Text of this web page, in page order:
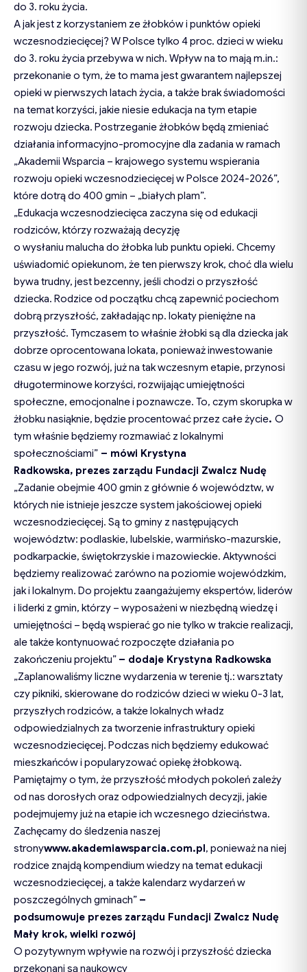
do 3. roku życia.
A jak jest z korzystaniem ze żłobków i punktów opieki
wczesnodziecięcej? W Polsce tylko 4 proc. dzieci w wieku
do 3. roku życia przebywa w nich. Wpływ na to mają m.in.:
przekonanie o tym, że to mama jest gwarantem najlepszej
opieki w pierwszych latach życia, a także brak świadomości
na temat korzyści, jakie niesie edukacja na tym etapie
rozwoju dziecka. Postrzeganie żłobków będą zmieniać
działania informacyjno-promocyjne dla zadania w ramach
„Akademii Wsparcia – krajowego systemu wspierania
rozwoju opieki wczesnodziecięcej w Polsce 2024-2026”,
które dotrą do 400 gmin – „białych plam”.
„Edukacja wczesnodziecięca zaczyna się od edukacji
rodziców, którzy rozważają decyzję
o wysłaniu malucha do żłobka lub punktu opieki. Chcemy
uświadomić opiekunom, że ten pierwszy krok, choć dla wielu
bywa trudny, jest bezcenny, jeśli chodzi o przyszłość
dziecka. Rodzice od początku chcą zapewnić pociechom
dobrą przyszłość, zakładając np. lokaty pieniężne na
przyszłość. Tymczasem to właśnie żłobki są dla dziecka jak
dobrze oprocentowana lokata, ponieważ inwestowanie
czasu w jego rozwój, już na tak wczesnym etapie, przynosi
długoterminowe korzyści, rozwijając umiejętności
społeczne, emocjonalne i poznawcze. To, czym skorupka w
żłobku nasiąknie, będzie procentować przez całe życie. O
tym właśnie będziemy rozmawiać z lokalnymi
społecznościami” – mówi Krystyna
Radkowska, prezes zarządu Fundacji Zwalcz Nudę
„Zadanie obejmie 400 gmin z głównie 6 województw, w
których nie istnieje jeszcze system jakościowej opieki
wczesnodziecięcej. Są to gminy z następujących
województw: podlaskie, lubelskie, warmińsko-mazurskie,
podkarpackie, świętokrzyskie i mazowieckie. Aktywności
będziemy realizować zarówno na poziomie wojewódzkim,
jak i lokalnym. Do projektu zaangażujemy ekspertów, liderów
i liderki z gmin, którzy – wyposażeni w niezbędną wiedzę i
umiejętności – będą wspierać go nie tylko w trakcie realizacji,
ale także kontynuować rozpoczęte działania po
zakończeniu projektu” – dodaje Krystyna Radkowska
„Zaplanowaliśmy liczne wydarzenia w terenie tj.: warsztaty
czy pikniki, skierowane do rodziców dzieci w wieku 0-3 lat,
przyszłych rodziców, a także lokalnych władz
odpowiedzialnych za tworzenie infrastruktury opieki
wczesnodziecięcej. Podczas nich będziemy edukować
mieszkańców i popularyzować opiekę żłobkową.
Pamiętajmy o tym, że przyszłość młodych pokoleń zależy
od nas dorosłych oraz odpowiedzialnych decyzji, jakie
podejmujemy już na etapie ich wczesnego dzieciństwa.
Zachęcamy do śledzenia naszej
stronywww.akademiawsparcia.com.pl, ponieważ na niej
rodzice znajdą kompendium wiedzy na temat edukacji
wczesnodziecięcej, a także kalendarz wydarzeń w
poszczególnych gminach” –
podsumowuje prezes zarządu Fundacji Zwalcz Nudę
Mały krok, wielki rozwój
O pozytywnym wpływie na rozwój i przyszłość dziecka
przekonani są naukowcy